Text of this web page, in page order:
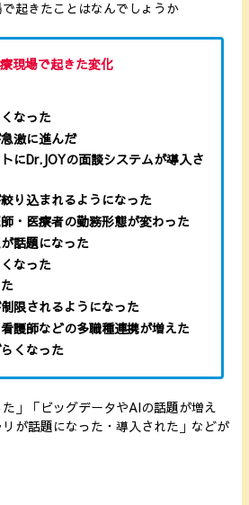
起きたことはなんでしょうか
現場で起きた変化
なった
激に進んだ
にDr.JOYの面談システムが導入さ
り込まれるようになった
・医療者の勤務形態が変わった
話題になった
なった
限されるようになった
護師などの多職種連携が増えた
くなった
」「ビッグデータやAIの話題が増え
が話題になった・導入された」などが